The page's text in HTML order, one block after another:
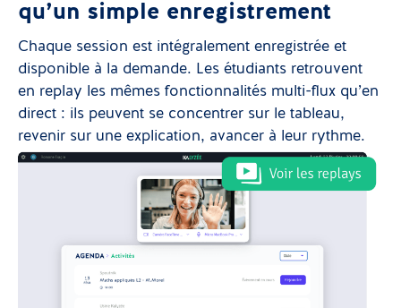
qu’un simple enregistrement
Chaque session est intégralement enregistrée et
disponible à la demande. Les étudiants retrouvent
en replay les mêmes fonctionnalités multi-flux qu’en
direct : ils peuvent se concentrer sur le tableau,
revenir sur une explication, avancer à leur rythme.